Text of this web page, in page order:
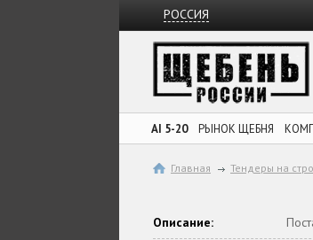
РОССИЯ
AI 5-20 РЫНОК ЩЕБНЯ
Главная Тендеры на
Описание: